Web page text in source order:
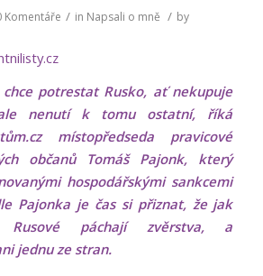
Komentáře / in Napsali o mně / by
chce potrestat Rusko, ať nekupuje
nenutí k tomu ostatní, říká
místopředseda pravicové
občanů Tomáš Pajonk, který
hospodářskými sankcemi
Pajonka je čas si přiznat, že jak
Rusové páchají zvěrstva, a
jednu ze stran.